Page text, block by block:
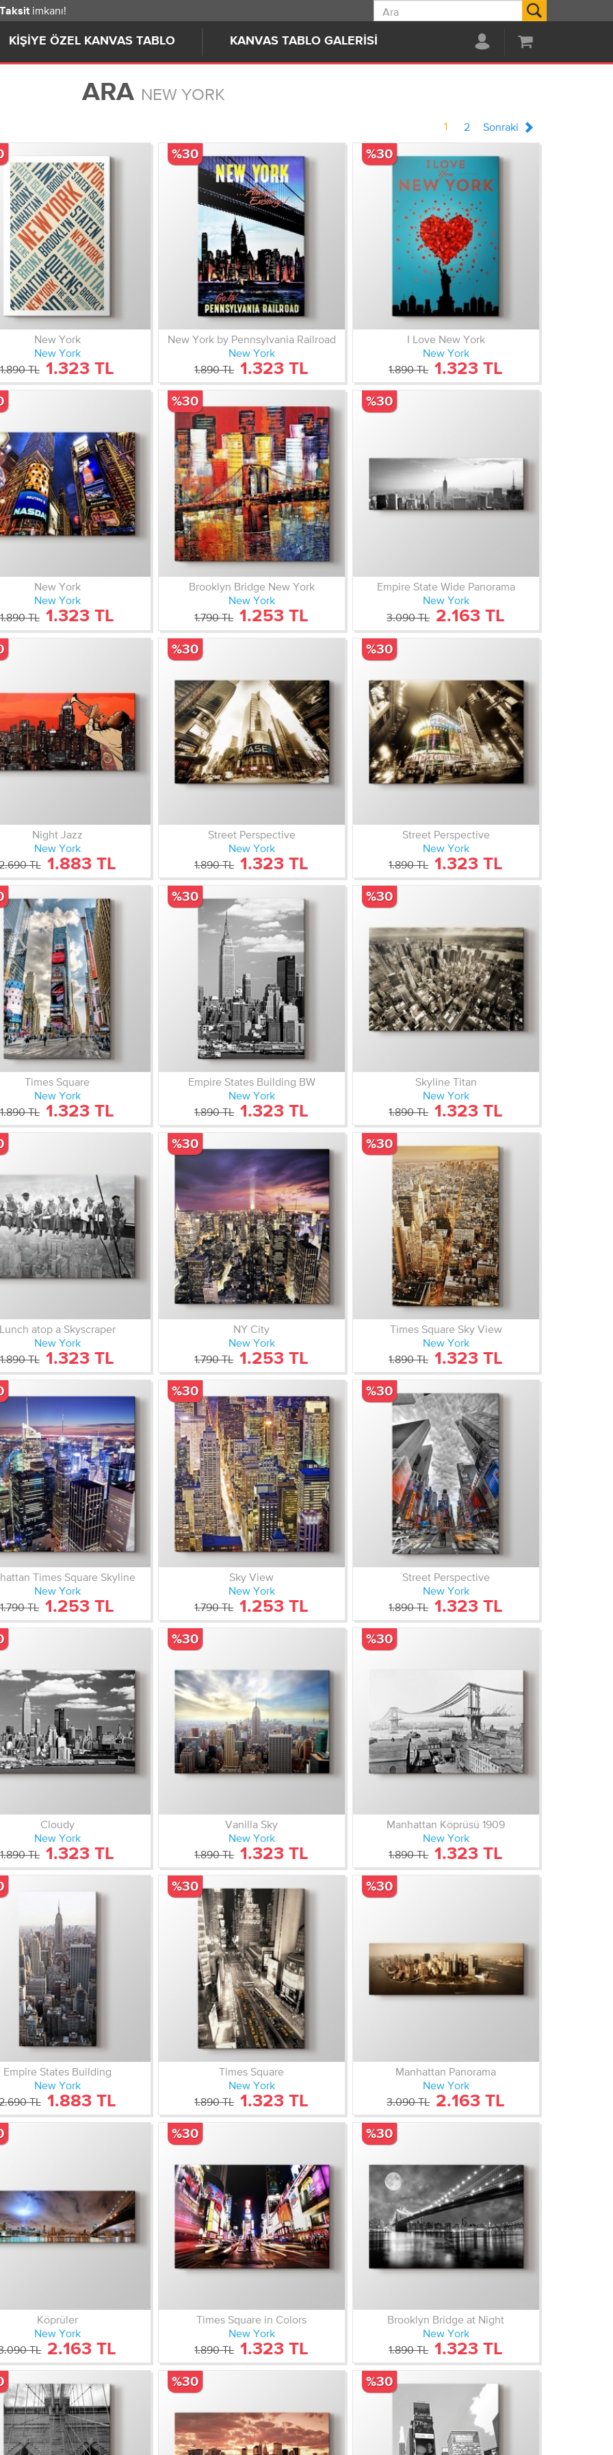
KIŞIYE ÖZEL KANVAS TABLO KANVAS TABLO GALERISI
imkanı!
ARA NEW YORK
1 2 Sonraki
New York
New York
1.890 TL 1.323 TL
New York by Pennsylvania Railroad
New York
1.890 TL 1.323 TL
%30
I Love New York
New York
1.890 TL 1.323 TL
%30
New York
New York
1.890 TL 1.323 TL
Brooklyn Bridge New York
New York
1.790 TL 1.253 TL
%30
Empire State Wide Panorama
New York
3.090 TL 2.163 TL
%30
Night Jazz
New York
TL 1.883 TL
Street Perspective
New York
1.890 TL 1.323 TL
%30
Street Perspective
New York
1.890 TL 1.323 TL
%30
Times Square
New York
1.890 TL 1.323 TL
Empire States Building BW
New York
1.890 TL 1.323 TL
%30
Skyline Titan
New York
1.890 TL 1.323 TL
%30
atop a Skyscraper
New York
1.890 TL 1.323 TL
NY City
New York
1.790 TL 1.253 TL
%30
Times Square Sky View
New York
1.890 TL 1.323 TL
%30
Times Square Skyline
New York
1.790 TL 1.253 TL
Sky View
New York
1.790 TL 1.253 TL
%30
Street Perspective
New York
1.890 TL 1.323 TL
%30
Cloudy
New York
1.890 TL 1.323 TL
Vanilla Sky
New York
1.890 TL 1.323 TL
%30
Manhattan Köprüsü 1909
New York
1.890 TL 1.323 TL
%30
Empire States Building
New York
TL 1.883 TL
Times Square
New York
1.890 TL 1.323 TL
%30
Manhattan Panorama
New York
3.090 TL 2.163 TL
%30
Köprüler
New York
TL 2.163 TL
Times Square in Colors
New York
1.890 TL 1.323 TL
%30
Brooklyn Bridge at Night
New York
1.890 TL 1.323 TL
%30
%30 %30